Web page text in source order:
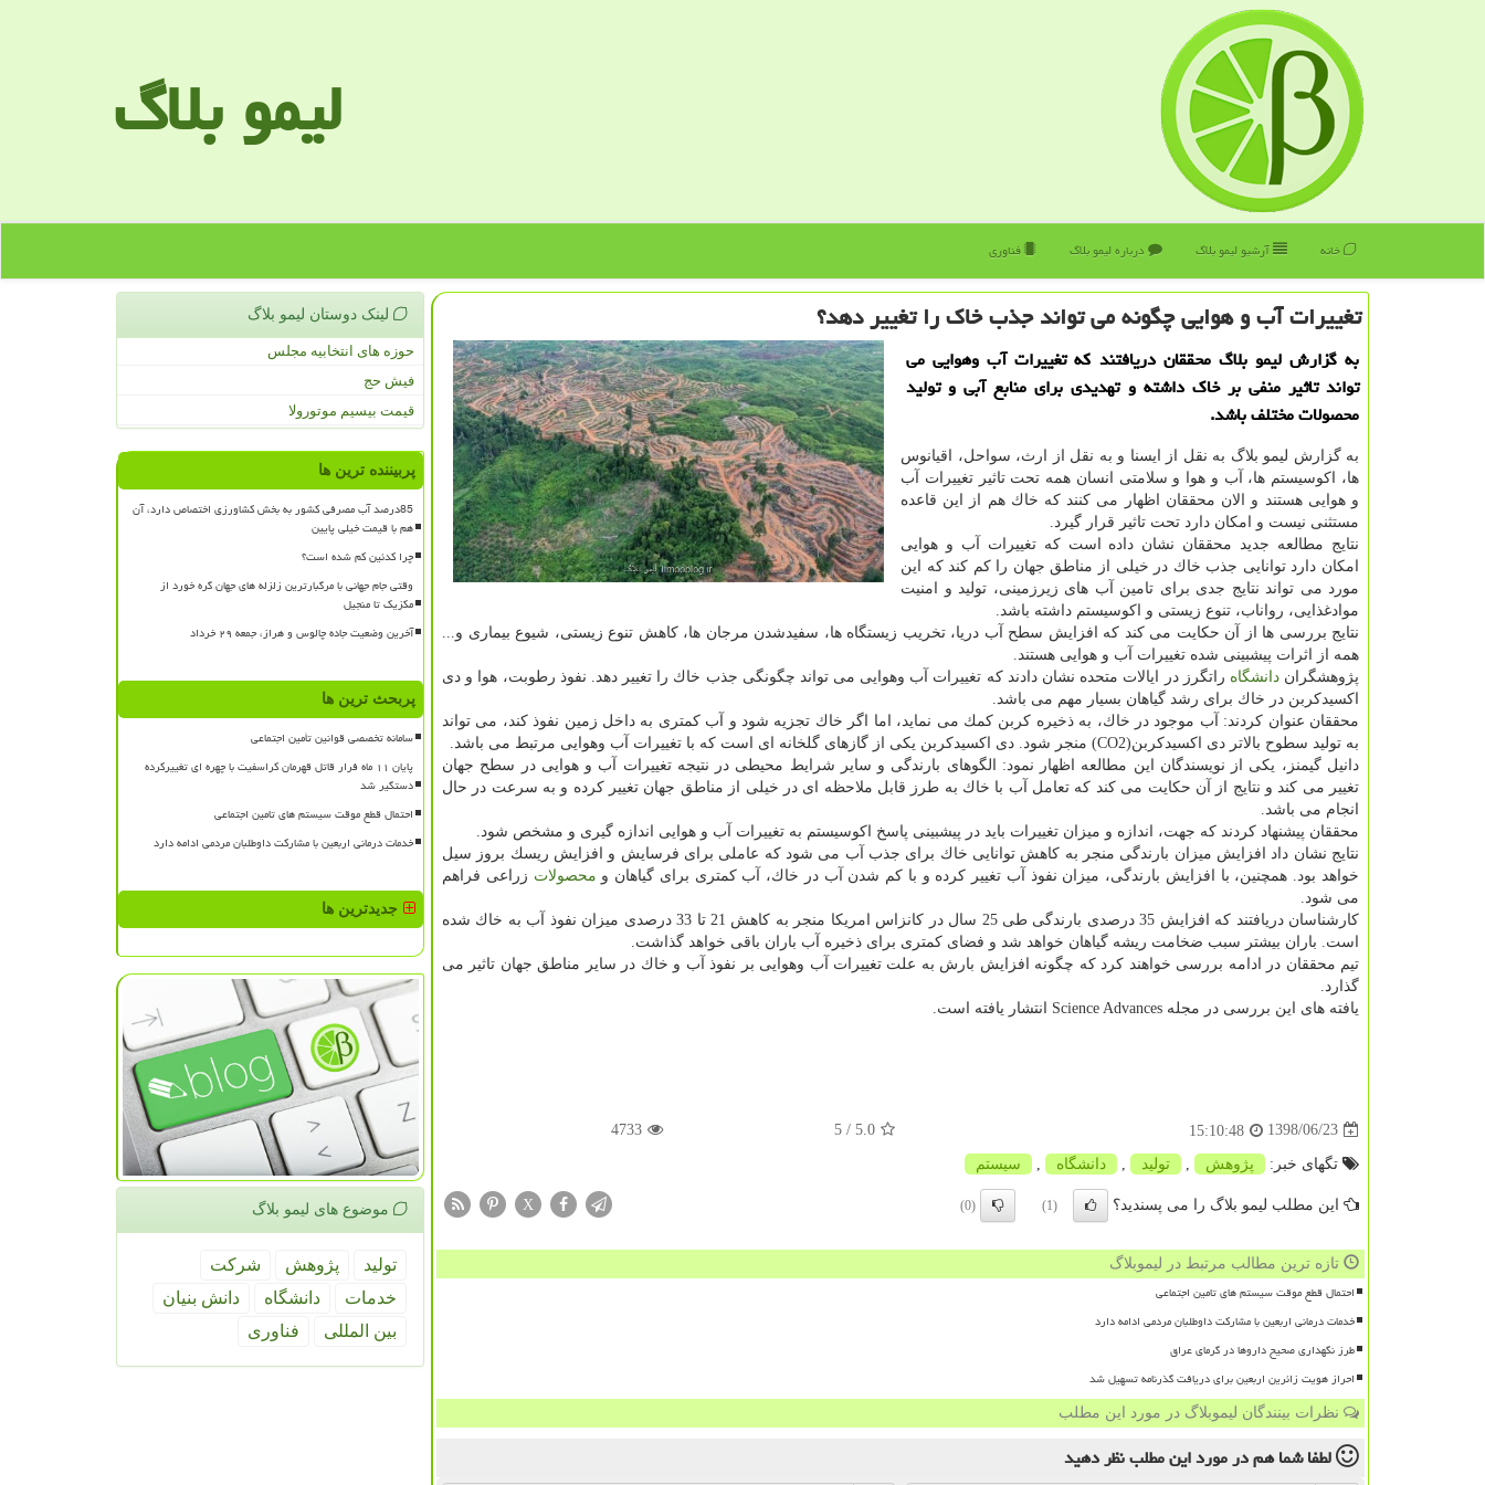
لیمو بلاگ
خانه آرشیو لیمو بلاگ درباره لیمو بلاگ فناوری
تغییرات آب و هوایی چگونه می تواند جذب خاك را تغییر دهد؟
به گزارش لیمو بلاگ محققان دریافتند كه تغییرات آب وهوایی می
تواند تاثیر منفی بر خاك داشته و تهدیدی برای منابع آبی و تولید
محصولات مختلف باشد.
به گزارش لیمو بلاگ به نقل از ایسنا و به نقل از ارث، سواحل، اقیانوس
ها، اكوسیستم ها، آب و هوا و سلامتی انسان همه تحت تاثیر تغییرات آب
و هوایی هستند و الان محققان اظهار می كنند كه خاك هم از این قاعده
مستثنی نیست و امكان دارد تحت تاثیر قرار گیرد.
نتایج مطالعه جدید محققان نشان داده است كه تغییرات آب و هوایی
امكان دارد توانایی جذب خاك در خیلی از مناطق جهان را كم كند كه این
مورد می تواند نتایج جدی برای تامین آب های زیرزمینی، تولید و امنیت
موادغذایی، رواناب، تنوع زیستی و اكوسیستم داشته باشد.
نتایج بررسی ها از آن حكایت می كند كه افزایش سطح آب دریا، تخریب زیستگاه ها، سفیدشدن مرجان ها، كاهش تنوع زیستی، شیوع بیماری و...
همه از اثرات پیشبینی شده تغییرات آب و هوایی هستند.
پژوهشگراندانشگاه راتگرز در ایالات متحده نشان دادند كه تغییرات آب وهوایی می تواند چگونگی جذب خاك را تغییر دهد. نفوذ رطوبت، هوا و دی
اكسیدكربن در خاك برای رشد گیاهان بسیار مهم می باشد.
محققان عنوان كردند: آب موجود در خاك، به ذخیره كربن كمك می نماید، اما اگر خاك تجزیه شود و آب كمتری به داخل زمین نفوذ كند، می تواند
به تولید سطوح بالاتر دی اكسیدكربن(CO2) منجر شود. دی اكسیدكربن یكی از گازهای گلخانه ای است كه با تغییرات آب وهوایی مرتبط می باشد.
دانیل گیمنز، یكی از نویسندگان این مطالعه اظهار نمود: الگوهای بارندگی و سایر شرایط محیطی در نتیجه تغییرات آب و هوایی در سطح جهان
تغییر می كند و نتایج از آن حكایت می كند كه تعامل آب با خاك به طرز قابل ملاحظه ای در خیلی از مناطق جهان تغییر كرده و به سرعت در حال
انجام می باشد.
محققان پیشنهاد كردند كه جهت، اندازه و میزان تغییرات باید در پیشبینی پاسخ اكوسیستم به تغییرات آب و هوایی اندازه گیری و مشخص شود.
نتایج نشان داد افزایش میزان بارندگی منجر به كاهش توانایی خاك برای جذب آب می شود كه عاملی برای فرسایش و افزایش ریسك بروز سیل
خواهد بود. همچنین، با افزایش بارندگی، میزان نفوذ آب تغییر كرده و با كم شدن آب در خاك، آب كمتری برای گیاهان و محصولات زراعی فراهم
می شود.
كارشناسان دریافتند كه افزایش 35 درصدی بارندگی طی 25 سال در كانزاس امریكا منجر به كاهش 21 تا 33 درصدی میزان نفوذ آب به خاك شده
است. باران بیشتر سبب ضخامت ریشه گیاهان خواهد شد و فضای كمتری برای ذخیره آب باران باقی خواهد گذاشت.
تیم محققان در ادامه بررسی خواهند كرد كه چگونه افزایش بارش به علت تغییرات آب وهوایی بر نفوذ آب و خاك در سایر مناطق جهان تاثیر می
گذارد.
یافته های این بررسی در مجله Science Advances انتشار یافته است.
1398/06/23
15:10:48
5.0
/ 5
4733
تگهای خبر: پژوهش تولید دانشگاه سیستم
این مطلب لیمو بلاگ را می پسندید؟ (1)
(0)
X
تازه ترین مطالب مرتبط در لیموبلاگ
احتمال قطع موقت سیستم های تامین اجتماعی
خدمات درمانی اربعین با مشارکت داوطلبان مردمی ادامه دارد
طرز نگهداری صحیح داروها در گرمای عراق
احراز هویت زائرین اربعین برای دریافت گذرنامه تسهیل شد
نظرات بینندگان لیموبلاگ در مورد این مطلب
لطفا شما همدر مورد این مطلبنظر دهید
لینک دوستان لیمو بلاگ
حوزه های انتخابیه مجلس
فیش حج
قیمت بیسیم موتورولا
پربیننده ترین ها
85درصد آب مصرفی کشور به بخش کشاورزی اختصاص دارد، آن
هم با قیمت خیلی پایین
چرا کدئین کم شده است؟
وقتی جام جهانی با مرگبارترین زلزله های جهان گره خورد از
مکزیک تا منجیل
آخرین وضعیت جاده چالوس و هراز، جمعه ۲۹ خرداد
پربحث ترین ها
سامانه تخصصی قوانین تأمین اجتماعی
پایان ۱۱ ماه فرار قاتل قهرمان کراسفیت با چهره ای تغییرکرده
دستگیر شد
احتمال قطع موقت سیستم های تامین اجتماعی
خدمات درمانی اربعین با مشارکت داوطلبان مردمی ادامه دارد
جدیدترین ها
موضوع های لیمو بلاگ
تولید پژوهش
شركت
خدمات
دانشگاه
دانش بنیان
بین المللی
فناوری